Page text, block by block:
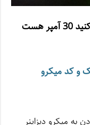
نکته : در رسم برد مدار چاپی دقت کنید 30 آمپر هست
و کد میکرو
به میکرو دیزاینر